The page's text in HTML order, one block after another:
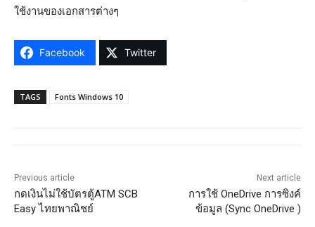
ใช้งานของเอกสารต่างๆ
Facebook Twitter
TAGS Fonts Windows 10
Previous article
กดเงินไม่ใช้บัตรตู้ATM SCB
Easy ไทยพาณิชย์
Next article
การใช้ OneDrive การซิงค์
ข้อมูล (Sync OneDrive )